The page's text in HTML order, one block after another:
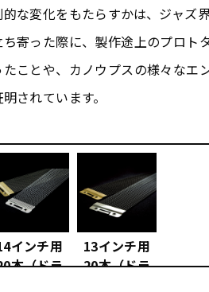
な変化をもたらすかは、ジャズ
寄った際に、製作途上のプロト
ことや、カノウプスの様々なエ
されています。
インチ用
本（ドラ
13インチ用
20本（ドラ